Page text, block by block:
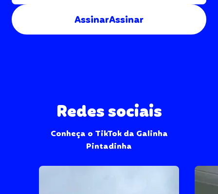
AssinarAssinar
Redes sociais
Conheça o TikTok da Galinha
Pintadinha